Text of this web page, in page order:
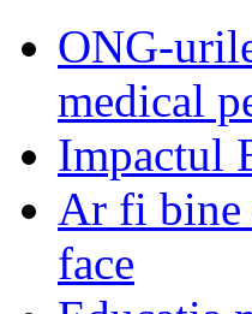
ONG-
medical
Impactul
Ar fi bine
face